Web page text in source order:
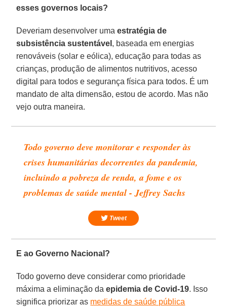
esses governos locais?
Deveriam desenvolver uma estratégia de
subsistência sustentável , baseada em energias
renováveis (solar e eólica), educação para todas as
crianças, produção de alimentos nutritivos, acesso
digital para todos e segurança física para todos. É um
mandato de alta dimensão, estou de acordo. Mas não
vejo outra maneira.
Todo governo deve monitorar e responder às
crises humanitárias decorrentes da pandemia,
incluindo a pobreza de renda, a fome e os
problemas de saúde mental - Jeffrey Sachs
Tweet
E ao Governo Nacional?
Todo governo deve considerar como prioridade
máxima a eliminação daepidemia de Covid-19. Isso
significa priorizar as medidas de saúde pública